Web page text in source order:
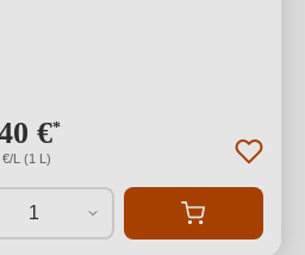
€*
L (1 L)
1